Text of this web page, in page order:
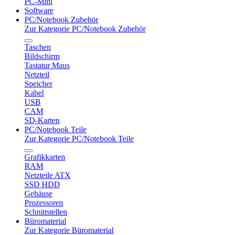
Software
PC/Notebook Zubehör
Zur Kategorie PC/Notebook Zubehör
Taschen
Bildschirm
Tastatur Maus
Netzteil
Speicher
Kabel
USB
CAM
SD-Karten
PC/Notebook Teile
Zur Kategorie PC/Notebook Teile
Grafikkarten
RAM
Netzteile ATX
SSD HDD
Gehäuse
Prozessoren
Schnittstellen
Büromaterial
Zur Kategorie Büromaterial